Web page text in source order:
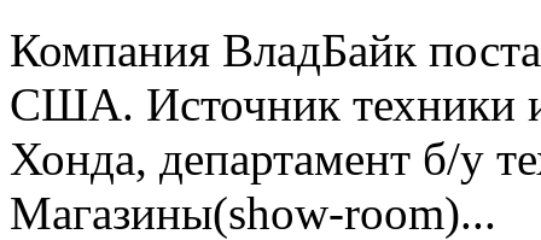
Компания ВладБайк
США. Источник техники
Хонда, департамент б/у
Магазины(show-room)...